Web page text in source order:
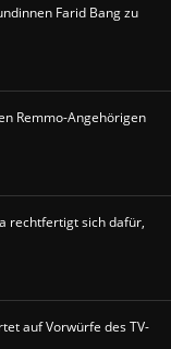
Farid Bang zu
Remmo-Angehörigen
rechtfertigt sich dafür,
auf Vorwürfe des TV-